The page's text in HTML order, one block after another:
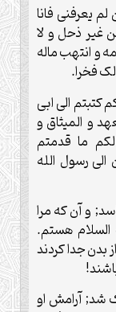
یعرفنی فانا
غیر ذحل و لا
و انتهب ماله
فخرا.
کتبتم الی ابی
و المیثاق و
ما قدمتم
رسول الله
و آن که مرا
هستم.
بدن جدا کردند
شد; آرامش او